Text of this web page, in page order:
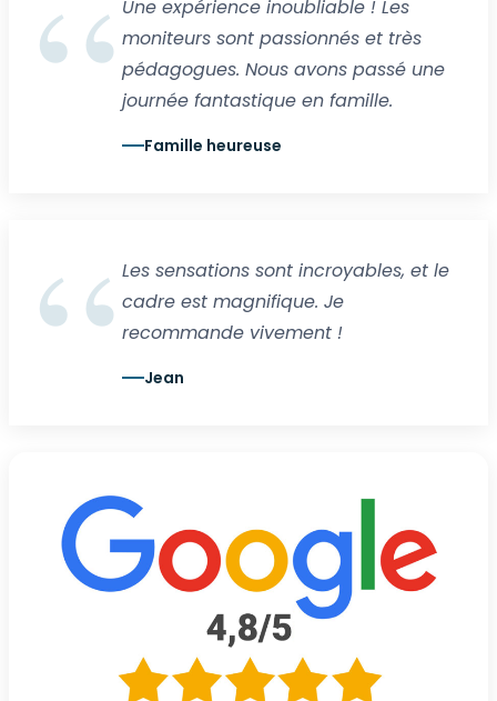
Une expérience inoubliable ! Les
moniteurs sont passionnés et très
pédagogues. Nous avons passé une
journée fantastique en famille.
Famille heureuse
Les sensations sont incroyables, et le
cadre est magnifique. Je
recommande vivement !
Jean